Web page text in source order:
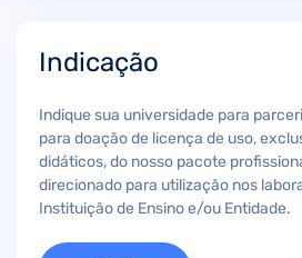
Indicação
Indique sua universidade para
para doação de licença de uso,
didáticos, do nosso pacote
direcionado para utilização nos
Instituição de Ensino e/ou Entidade.